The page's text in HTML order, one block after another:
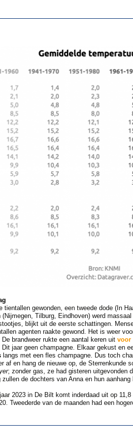
tientallen gewonden, een tweede dode (In
Tilburg, Eindhoven) werd
blijkt uit de eerste schattingen.
agenten raakte gewond. Het is weer
brandweer rukte een aantal keren uit voor
jaar geen champagne. Elkaar gekust en
langs met een fles champagne. Dus toch
af en hang de nieuwe op, de Sterrenkunde
; zonder gas, ze had gisteren uitgevonden
de dochters van Anna en hun aanhang
2023 in De Bilt komt inderdaad uit op
Tweederde van de maanden had een